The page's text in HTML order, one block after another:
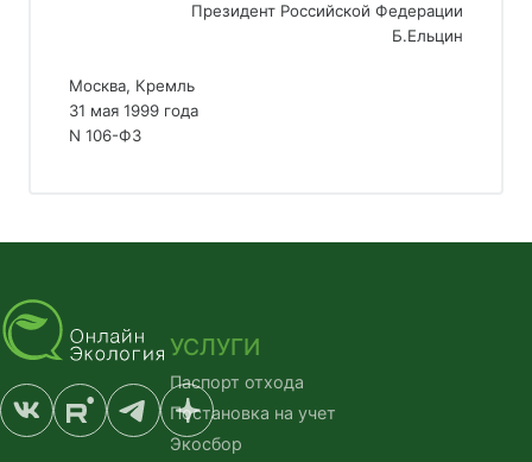
Президент Российской Федерации
Б.Ельцин
Москва, Кремль
31 мая 1999 года
N 106-ФЗ
УСЛУГИ
Паспорт отхода
Постановка на учет
Экосбор